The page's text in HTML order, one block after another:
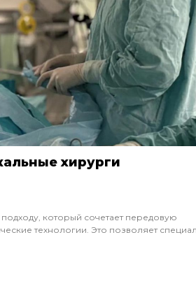
хирурги
который сочетает передовую
технологии. Это позволяет